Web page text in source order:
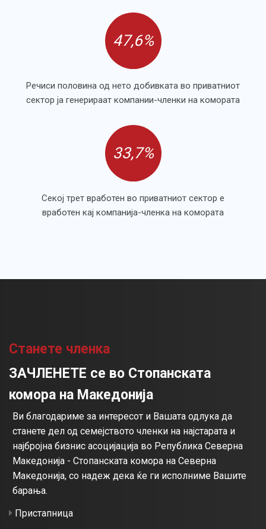
47,6%
Речиси половина од нето добивката во приватниот
сектор ја генерираат компании-членки на комората
33,7%
Секој трет вработен во приватниот сектор е
вработен кај компанија-членка на комората
Станете членка
ЗАЧЛЕНЕТЕ се во Стопанската
комора на Македонија
Ви благодариме за интересот и Вашата одлука да
станете дел од семејството членки на најстарата и
најбројна бизнис асоцијација во Република Северна
Македонија - Стопанската комора на Северна
Македонија, со надеж дека ќе ги исполниме Вашите
барања.
Пристапница